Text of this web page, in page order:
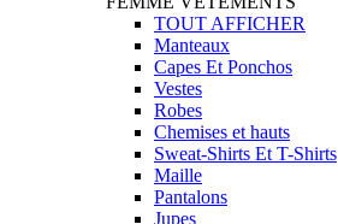
TOUT AFFICHER
Manteaux
Capes Et Ponchos
Vestes
Robes
Chemises et hauts
Sweat-Shirts Et T-Shirts
Maille
Pantalons
Jupes